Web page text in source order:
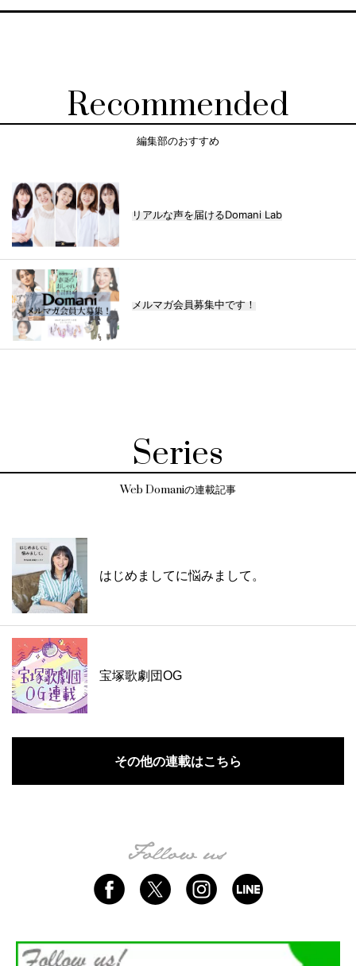
Recommended
編集部のおすすめ
リアルな声を届けるDomani Lab
メルマガ会員募集中です！
Series
Web Domaniの連載記事
はじめましてに悩みまして。
宝塚歌劇団OG
その他の連載はこちら